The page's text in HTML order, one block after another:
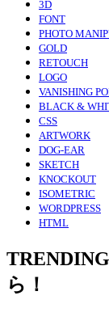
3D
FONT
PHOTO
GOLD
RETOUCH
LOGO
VANISHING
BLACK &
CSS
ARTWORK
DOG-EAR
SKETCH
KNOCKOUT
ISOMETRIC
WORDPRESS
HTML
ら！